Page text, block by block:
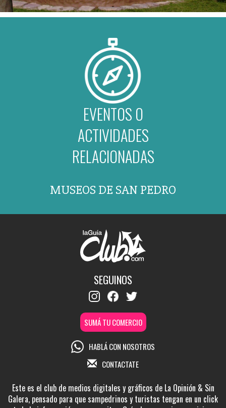
EVENTOS O
ACTIVIDADES
RELACIONADAS
MUSEOS DE SAN PEDRO
SEGUINOS
SUMÁ TU COMERCIO
HABLÁ CON NOSOTROS
CONTACTATE
Este es el club de medios digitales y gráficos de La Opinión & Sin
Galera, pensado para que sampedrinos y turistas tengan en un click